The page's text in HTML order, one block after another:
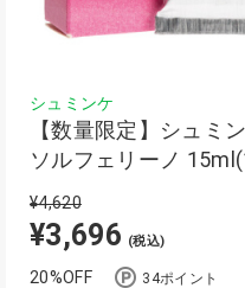
シュミンケ
【数量限定】シュミ
ソルフェリーノ
¥4,620
¥3,696 (税込)
20%OFF 34ポイント